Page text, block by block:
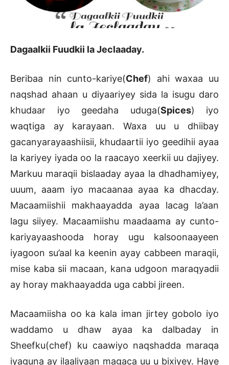
Dagaalkii Fuudkii la Jeclaaday.
Beribaa nin cunto-kariye(Chef) ahi waxaa uu
naqshad ahaan u diyaariyey sida la isugu daro
khudaar iyo geedaha uduga(Spices) iyo
waqtiga ay karayaan. Waxa uu u dhiibay
gacanyarayaashiisii, khudaartii iyo geedihii ayaa
la kariyey iyada oo la raacayo xeerkii uu dajiyey.
Markuu maraqii bislaaday ayaa la dhadhamiyey,
uuum, aaam iyo macaanaa ayaa ka dhacday.
Macaamiishii makhaayadda ayaa lacag la’aan
lagu siiyey. Macaamiishu maadaama ay cunto-
kariyayaashooda horay ugu kalsoonaayeen
iyagoon su’aal ka keenin ayay cabbeen maraqii,
mise kaba sii macaan, kana udgoon maraqyadii
ay horay makhaayadda uga cabbi jireen.
Macaamiisha oo ka kala iman jirtey gobolo iyo
waddamo u dhaw ayaa ka dalbaday in
Sheefku(chef) ku caawiyo naqshadda maraqa
iyaguna ay ilaaliyaan magaca uu u bixiyey. Haye